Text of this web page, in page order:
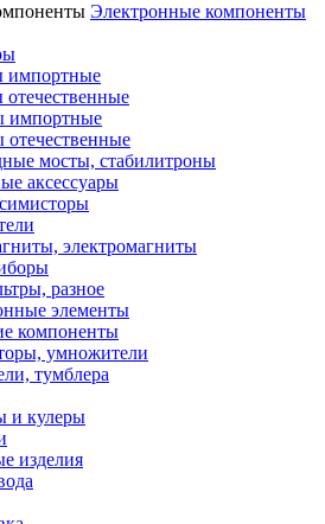
Электронные компоненты
импортные
отечественные
импортные
мосты, стабилитроны
аксессуары
электромагниты
разное
элементы
компоненты
умножители
тумблера
и кулеры
изделия